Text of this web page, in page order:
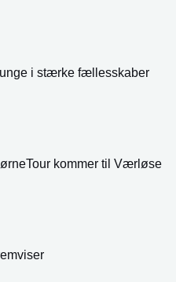
i stærke fællesskaber
kommer til Værløse